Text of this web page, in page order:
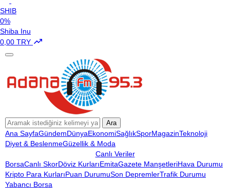
SHIB
0%
Shiba Inu
0,00 TRY
Ara
Ana SayfaGündemDünyaEkonomiSağlıkSporMagazinTeknoloji
Diyet & BeslenmeGüzellik & Moda
Canlı Veriler
BorsaCanlı SkorDöviz KurlarıEmitaGazete ManşetleriHava Durumu
Kripto Para KurlarıPuan DurumuSon DepremlerTrafik Durumu
Yabancı Borsa